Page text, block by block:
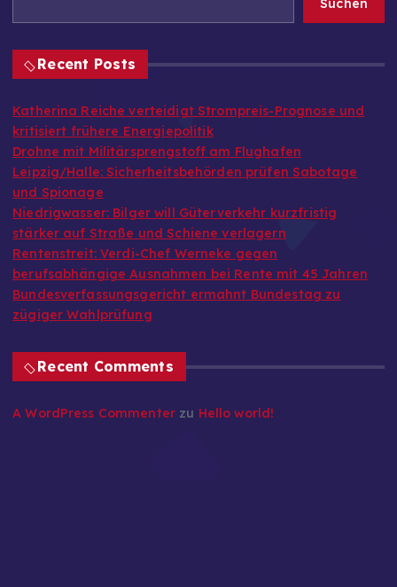
Suchen
Recent Posts
Katherina Reiche verteidigt Strompreis-Prognose und
kritisiert frühere Energiepolitik
Drohne mit Militärsprengstoff am Flughafen
Leipzig/Halle: Sicherheitsbehörden prüfen Sabotage
und Spionage
Niedrigwasser: Bilger will Güterverkehr kurzfristig
stärker auf Straße und Schiene verlagern
Rentenstreit: Verdi-Chef Werneke gegen
berufsabhängige Ausnahmen bei Rente mit 45 Jahren
Bundesverfassungsgericht ermahnt Bundestag zu
zügiger Wahlprüfung
Recent Comments
A WordPress Commenter zu Hello world!